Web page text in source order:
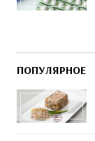
ПОПУЛЯРНОЕ